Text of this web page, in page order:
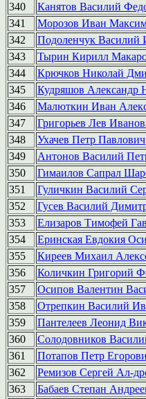
340
Канятов Василий
341
Морозов Иван
342
Подоленчук Василий
343
Тырин Кирилл
344
Крючков Николай
345
Кудряшов Александр
346
Малюткин Иван
347
Григорьев Лев
348
Ухачев Петр Павлович
349
Антонов Василий
350
Гимаилов Сапрал
351
Гуличкин Василий
352
Гусев Василий
353
Елизаров Тимофей
354
Еринская Евдокия
355
Киреев Михаил
356
Количкин Григорий
357
Осипов Валентин
358
Отрепкин Василий
359
Пантелеев Леонид
360
Солодовников
361
Потапов Петр
362
Ремизов Сергей Ал-
363
Бабаев Степан